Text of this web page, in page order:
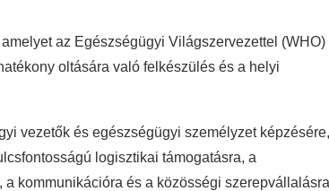
az Egészségügyi Világszervezettel (WHO)
oltására való felkészülés és a helyi
vezetők és egészségügyi személyzet képzésére,
logisztikai támogatásra, a
kommunikációra és a közösségi